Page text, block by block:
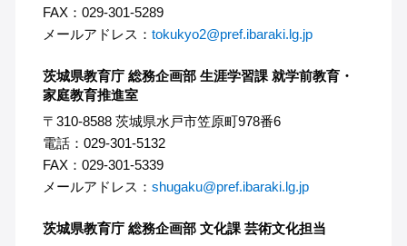
FAX：029-301-5289
メールアドレス： tokukyo2@pref.ibaraki.lg.jp
茨城県教育庁 総務企画部 生涯学習課 就学前教育・
家庭教育推進室
〒310-8588 茨城県水戸市笠原町978番6
電話：029-301-5132
FAX：029-301-5339
メールアドレス： shugaku@pref.ibaraki.lg.jp
茨城県教育庁 総務企画部 文化課 芸術文化担当